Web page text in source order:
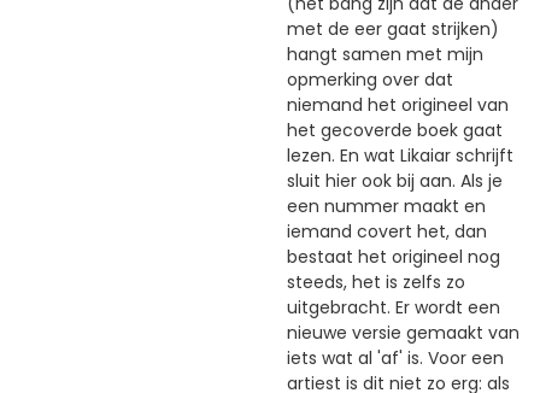
met de eer gaat strijken)
hangt samen met mijn
opmerking over dat
niemand het origineel van
het gecoverde boek gaat
lezen. En wat Likaiar schrijft
sluit hier ook bij aan. Als je
een nummer maakt en
iemand covert het, dan
bestaat het origineel nog
steeds, het is zelfs zo
uitgebracht. Er wordt een
nieuwe versie gemaakt van
iets wat al 'af' is. Voor een
artiest is dit niet zo erg: als